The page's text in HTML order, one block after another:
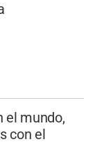
el mundo,
con el